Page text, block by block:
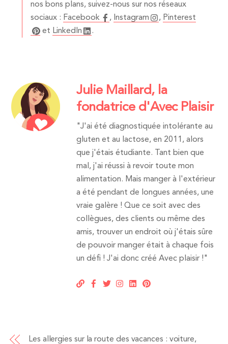
nos bons plans, suivez-nous sur nos réseaux
sociaux : Facebook , Instagram , Pinterest
et LinkedIn .
Julie Maillard, la
fondatrice d'Avec Plaisir
"J'ai été diagnostiquée intolérante au
gluten et au lactose, en 2011, alors
que j'étais étudiante. Tant bien que
mal, j'ai réussi à revoir toute mon
alimentation. Mais manger à l'extérieur
a été pendant de longues années, une
vraie galère ! Que ce soit avec des
collègues, des clients ou même des
amis, trouver un endroit où j'étais sûre
de pouvoir manger était à chaque fois
un défi ! J'ai donc créé Avec plaisir !"
Les allergies sur la route des vacances : voiture,